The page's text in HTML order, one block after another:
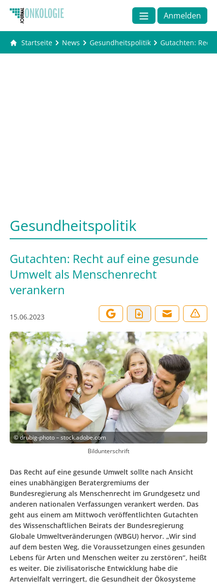
Anmelden
Startseite News Gesundheitspolitik Gutachten:
Gesundheitspolitik
Gutachten: Recht auf eine gesunde
Umwelt als Menschenrecht
verankern
15.06.2023
©drubig-photo – stock.adobe.com
Bildunterschrift
Das Recht auf eine gesunde Umwelt sollte nach Ansicht
eines unabhängigen Beratergremiums der
Bundesregierung als Menschenrecht im Grundgesetz und
anderen nationalen Verfassungen verankert werden. Das
geht aus einem am Mittwoch veröffentlichten Gutachten
des Wissenschaftlichen Beirats der Bundesregierung
Globale Umweltveränderungen (WBGU) hervor. „Wir sind
auf dem besten Weg, die Voraussetzungen eines gesunden
Lebens für Arten und Menschen weiter zu zerstören“, heißt
es weiter. Die zivilisatorische Entwicklung habe die
Artenvielfalt verringert, die Gesundheit der Ökosysteme